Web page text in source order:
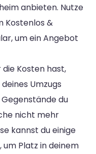
anbieten. Nutze
Kostenlos &
um ein Angebot
Kosten hast,
Umzugs
du
nicht mehr
kannst du einige
Platz in deinem